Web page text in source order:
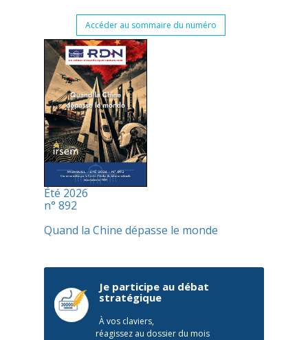
Accéder au sommaire du numéro
Été 2026
n° 892
Quand la Chine dépasse le monde
Je participe au débat
stratégique
À vos claviers,
réagissez au dossier du mois